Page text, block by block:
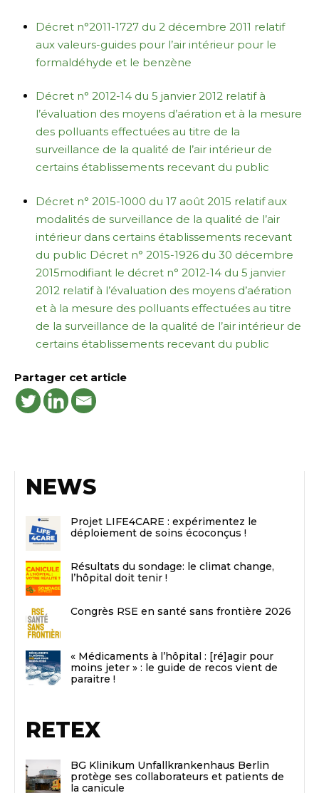
Décret n°2011-1727 du 2 décembre 2011 relatif
aux valeurs-guides pour l’air intérieur pour le
formaldéhyde et le benzène
Décret n° 2012-14 du 5 janvier 2012 relatif à
l’évaluation des moyens d’aération et à la mesure
des polluants effectuées au titre de la
surveillance de la qualité de l’air intérieur de
certains établissements recevant du public
Décret n° 2015-1000 du 17 août 2015 relatif aux
modalités de surveillance de la qualité de l’air
intérieur dans certains établissements recevant
du public Décret n° 2015-1926 du 30 décembre
2015modifiant le décret n° 2012-14 du 5 janvier
2012 relatif à l’évaluation des moyens d’aération
et à la mesure des polluants effectuées au titre
de la surveillance de la qualité de l’air intérieur de
certains établissements recevant du public
Partager cet article
NEWS
Projet LIFE4CARE : expérimentez le
déploiement de soins écoconçus !
Résultats du sondage: le climat change,
l’hôpital doit tenir !
Congrès RSE en santé sans frontière 2026
« Médicaments à l’hôpital : [ré]agir pour
moins jeter » : le guide de recos vient de
paraitre !
RETEX
BG Klinikum Unfallkrankenhaus Berlin
protège ses collaborateurs et patients de
la canicule